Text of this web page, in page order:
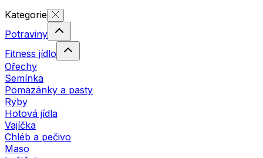
Kategorie
Potraviny
Fitness jídlo
Ořechy
Semínka
Pomazánky a pasty
Ryby
Hotová jídla
Vajíčka
Chléb a pečivo
Maso